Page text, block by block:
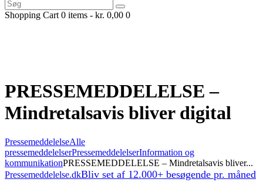
Shopping Cart 0 items - kr. 0,00 0
PRESSEMEDDELELSE –
Mindretalsavis bliver digital
PressemeddelelseAlle
pressemeddelelserPressemeddelelserInformation og
kommunikationPRESSEMEDDELELSE – Mindretalsavis bliver...
Pressemeddelelse.dkBliv set af 12.000+ besøgende pr. måned